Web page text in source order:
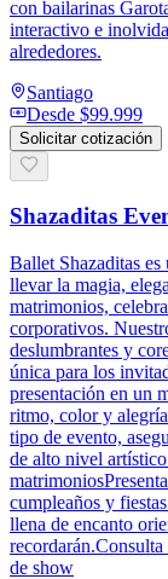
con bailarinas
interactivo e
alrededores.
Santiago
Desde $99.999
Solicitar cotización
Shazaditas
Ballet Shazaditas es
llevar la magia,
matrimonios,
corporativos.
deslumbrantes y
única para los
presentación en un
ritmo, color y
tipo de evento,
de alto nivel
cumpleaños y
llena de encanto
de show